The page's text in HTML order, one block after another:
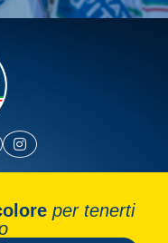
per tenerti